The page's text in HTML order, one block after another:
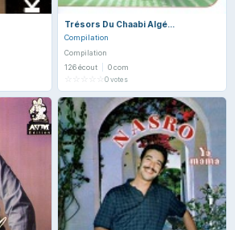
Trésors Du Chaabi Algé...
Compilation
Compilation
126 écout
0 com
0 votes